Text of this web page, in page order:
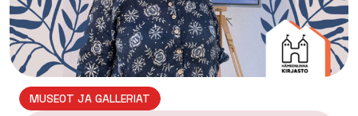
MUSEOT JA GALLERIAT